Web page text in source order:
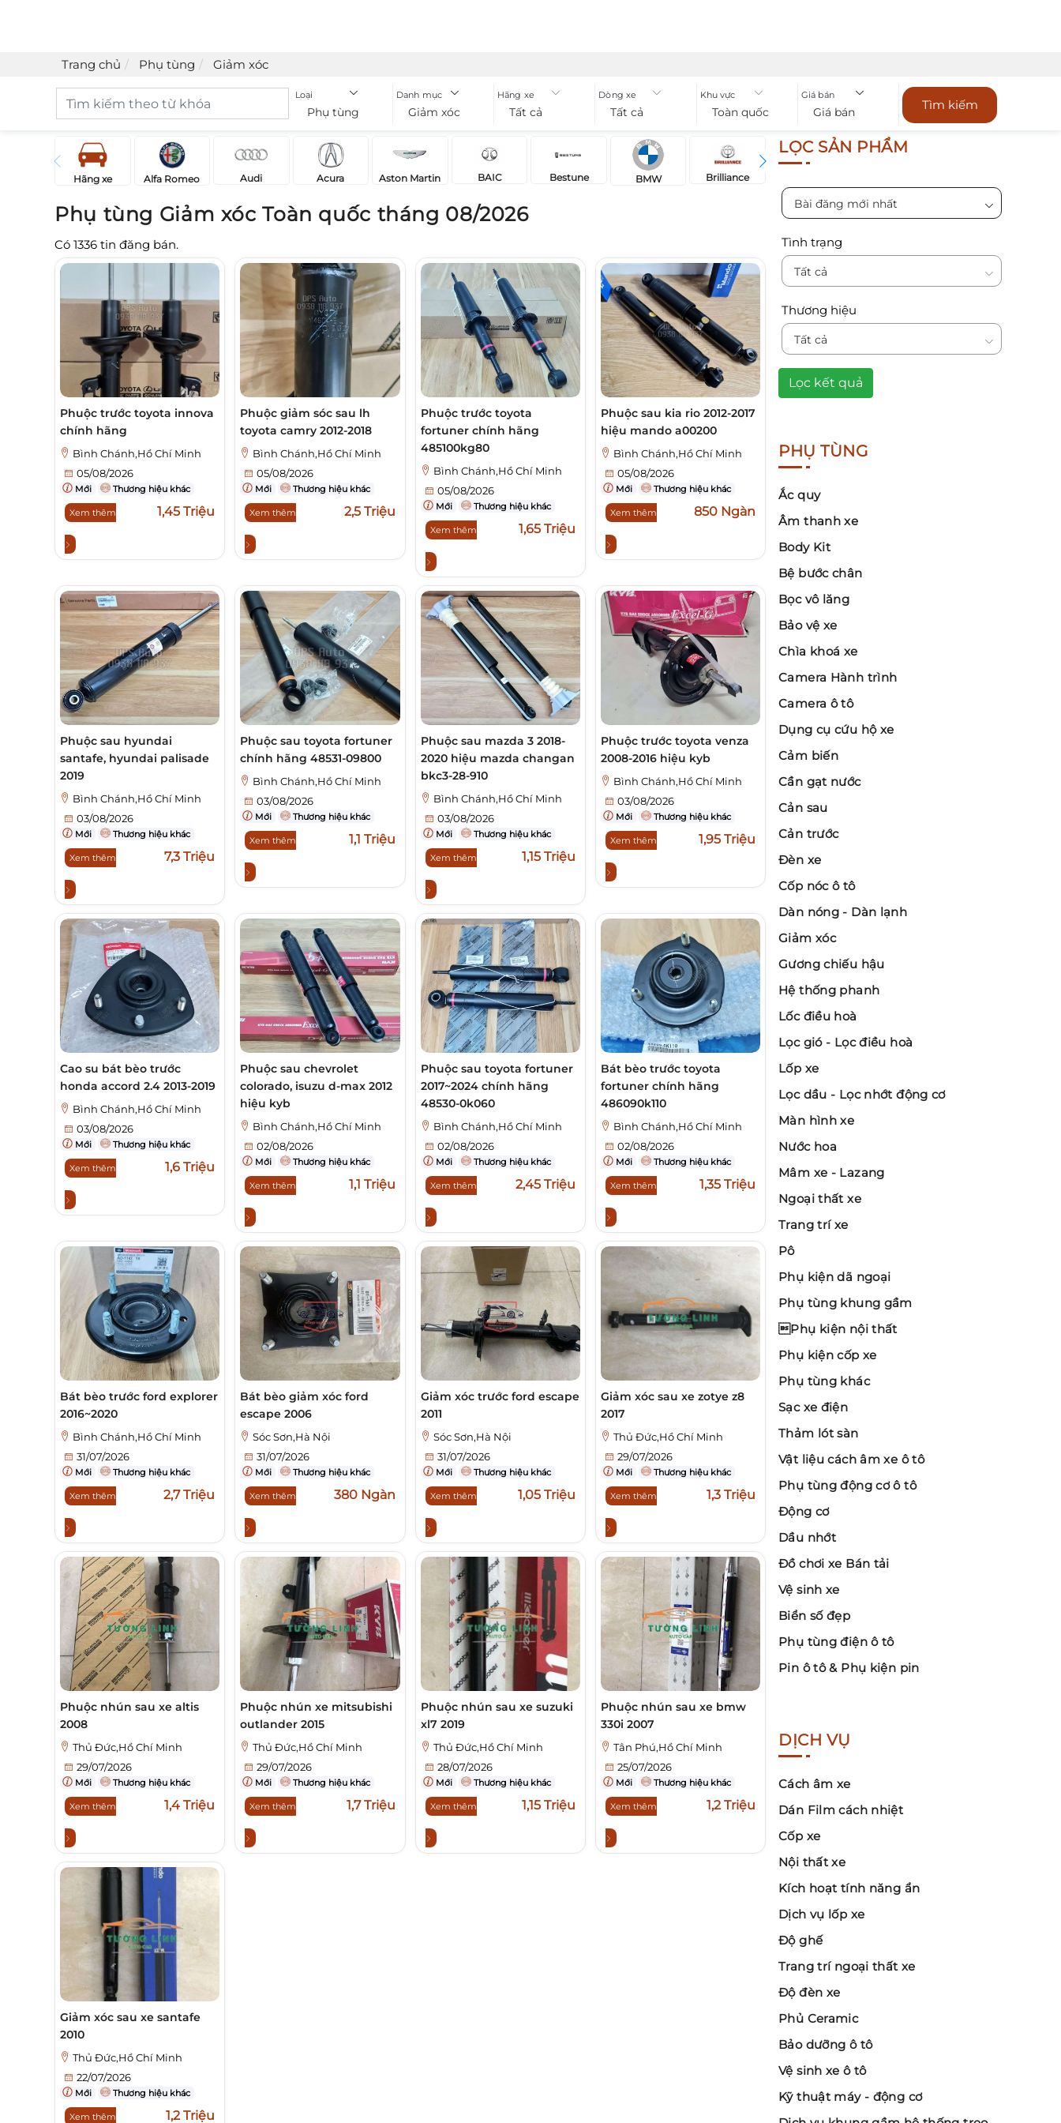
Trang chủ Phụ tùng Giảm xóc
Loại
Phụ tùng
Danh mục
Giảm xóc
Hãng xe
Tất cả
Dòng xe
Tất cả
Khu vực
Toàn quốc
Giá bán
Giá bán Tìm kiếm
Hãng xe Alfa Romeo Audi Acura Aston Martin BAIC Bestune BMW Brilliance
Phụ tùng Giảm xóc Toàn quốc tháng 08/2026
Có 1336 tin đăng bán.
Phuộc trước toyota innova
chính hãng
Bình Chánh,Hồ Chí Minh
05/08/2026
Mới Thương hiệu khác
Xem thêm 1,45 Triệu
Phuộc giảm sóc sau lh
toyota camry 2012-2018
Bình Chánh,Hồ Chí Minh
05/08/2026
Mới Thương hiệu khác
Xem thêm 2,5 Triệu
Phuộc trước toyota
fortuner chính hãng
485100kg80
Bình Chánh,Hồ Chí Minh
05/08/2026
Mới Thương hiệu khác
Xem thêm 1,65 Triệu
Phuộc sau kia rio 2012-2017
hiệu mando a00200
Bình Chánh,Hồ Chí Minh
05/08/2026
Mới Thương hiệu khác
Xem thêm 850 Ngàn
Phuộc sau hyundai
santafe, hyundai palisade
2019
Bình Chánh,Hồ Chí Minh
03/08/2026
Mới Thương hiệu khác
Xem thêm 7,3 Triệu
Phuộc sau toyota fortuner
chính hãng 48531-09800
Bình Chánh,Hồ Chí Minh
03/08/2026
Mới Thương hiệu khác
Xem thêm 1,1 Triệu
Phuộc sau mazda 3 2018-
2020 hiệu mazda changan
bkc3-28-910
Bình Chánh,Hồ Chí Minh
03/08/2026
Mới Thương hiệu khác
Xem thêm 1,15 Triệu
Phuộc trước toyota venza
2008-2016 hiệu kyb
Bình Chánh,Hồ Chí Minh
03/08/2026
Mới Thương hiệu khác
Xem thêm 1,95 Triệu
Cao su bát bèo trước
honda accord 2.4 2013-2019
Bình Chánh,Hồ Chí Minh
03/08/2026
Mới Thương hiệu khác
Xem thêm 1,6 Triệu
Phuộc sau chevrolet
colorado, isuzu d-max 2012
hiệu kyb
Bình Chánh,Hồ Chí Minh
02/08/2026
Mới Thương hiệu khác
Xem thêm 1,1 Triệu
Phuộc sau toyota fortuner
2017~2024 chính hãng
48530-0k060
Bình Chánh,Hồ Chí Minh
02/08/2026
Mới Thương hiệu khác
Xem thêm 2,45 Triệu
Bát bèo trước toyota
fortuner chính hãng
486090k110
Bình Chánh,Hồ Chí Minh
02/08/2026
Mới Thương hiệu khác
Xem thêm 1,35 Triệu
Bát bèo trước ford explorer
2016~2020
Bình Chánh,Hồ Chí Minh
31/07/2026
Mới Thương hiệu khác
Xem thêm 2,7 Triệu
Bát bèo giảm xóc ford
escape 2006
Sóc Sơn,Hà Nội
31/07/2026
Mới Thương hiệu khác
Xem thêm 380 Ngàn
Giảm xóc trước ford escape
2011
Sóc Sơn,Hà Nội
31/07/2026
Mới Thương hiệu khác
Xem thêm 1,05 Triệu
Giảm xóc sau xe zotye z8
2017
Thủ Đức,Hồ Chí Minh
29/07/2026
Mới Thương hiệu khác
Xem thêm 1,3 Triệu
Phuộc nhún sau xe altis
2008
Thủ Đức,Hồ Chí Minh
29/07/2026
Mới Thương hiệu khác
Xem thêm 1,4 Triệu
Phuộc nhún xe mitsubishi
outlander 2015
Thủ Đức,Hồ Chí Minh
29/07/2026
Mới Thương hiệu khác
Xem thêm 1,7 Triệu
Phuộc nhún sau xe suzuki
xl7 2019
Thủ Đức,Hồ Chí Minh
28/07/2026
Mới Thương hiệu khác
Xem thêm 1,15 Triệu
Phuộc nhún sau xe bmw
330i 2007
Tân Phú,Hồ Chí Minh
25/07/2026
Mới Thương hiệu khác
Xem thêm 1,2 Triệu
Giảm xóc sau xe santafe
2010
Thủ Đức,Hồ Chí Minh
22/07/2026
Mới Thương hiệu khác
Xem thêm 1,2 Triệu
LỌC SẢN PHẨM
Bài đăng mới nhất
Tình trạng
Tất cả
Thương hiệu
Tất cả
Lọc kết quả
PHỤ TÙNG
Ắc quy
Âm thanh xe
Body Kit
Bệ bước chân
Bọc vô lăng
Bảo vệ xe
Chìa khoá xe
Camera Hành trình
Camera ô tô
Dụng cụ cứu hộ xe
Cảm biến
Cần gạt nước
Cản sau
Cản trước
Đèn xe
Cốp nóc ô tô
Dàn nóng - Dàn lạnh
Giảm xóc
Gương chiếu hậu
Hệ thống phanh
Lốc điều hoà
Lọc gió - Lọc điều hoà
Lốp xe
Lọc dầu - Lọc nhớt động cơ
Màn hình xe
Nước hoa
Mâm xe - Lazang
Ngoại thất xe
Trang trí xe
Pô
Phụ kiện dã ngoại
Phụ tùng khung gầm
Phụ kiện nội thất
Phụ kiện cốp xe
Phụ tùng khác
Sạc xe điện
Thảm lót sàn
Vật liệu cách âm xe ô tô
Phụ tùng động cơ ô tô
Động cơ
Dầu nhớt
Đồ chơi xe Bán tải
Vệ sinh xe
Biển số đẹp
Phụ tùng điện ô tô
Pin ô tô & Phụ kiện pin
DỊCH VỤ
Cách âm xe
Dán Film cách nhiệt
Cốp xe
Nội thất xe
Kích hoạt tính năng ẩn
Dịch vụ lốp xe
Độ ghế
Trang trí ngoại thất xe
Độ đèn xe
Phủ Ceramic
Bảo dưỡng ô tô
Vệ sinh xe ô tô
Kỹ thuật máy - động cơ